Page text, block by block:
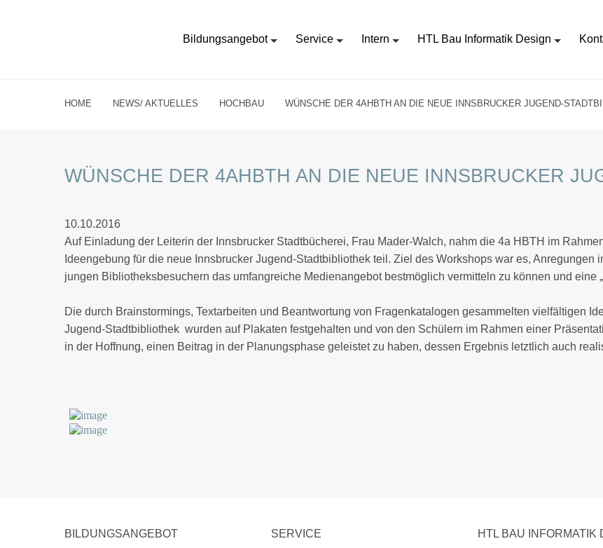
Bildungsangebot Service Intern HTL Bau Informatik Design
HOME NEWS/ AKTUELLES HOCHBAU WÜNSCHE DER 4AHBTH AN DIE NEUE INNSBRUCKER JUGEND-
WÜNSCHE DER 4AHBTH AN DIE NEUE INNSBRUCKER
10.10.2016
Auf Einladung der Leiterin der Innsbrucker Stadtbücherei, Frau Mader-Walch, nahm die 4a HBTH im
Ideengebung für die neue Innsbrucker Jugend-Stadtbibliothek teil. Ziel des Workshops war es,
jungen Bibliotheksbesuchern das umfangreiche Medienangebot bestmöglich vermitteln zu können und eine
Die durch Brainstormings, Textarbeiten und Beantwortung von Fragenkatalogen gesammelten vielfältigen
Jugend-Stadtbibliothek wurden auf Plakaten festgehalten und von den Schülern im Rahmen einer
in der Hoffnung, einen Beitrag in der Planungsphase geleistet zu haben, dessen Ergebnis letztlich auch
BILDUNGSANGEBOT SERVICE HTL BAU INFORMATIK